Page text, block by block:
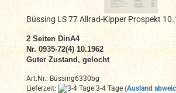
Büssing LS 77 Allrad-Kipper Prospekt
2 Seiten DinA4
Nr. 0935-72(4) 10.1962
Guter Zustand, gelocht
Art.Nr.: Büssing6330bg
Lieferzeit:
3-4 Tage (Ausland